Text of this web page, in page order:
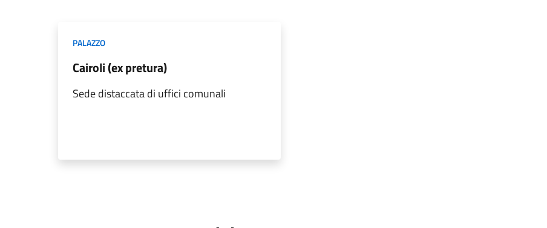
PALAZZO
Cairoli (ex pretura)
Sede distaccata di uffici comunali